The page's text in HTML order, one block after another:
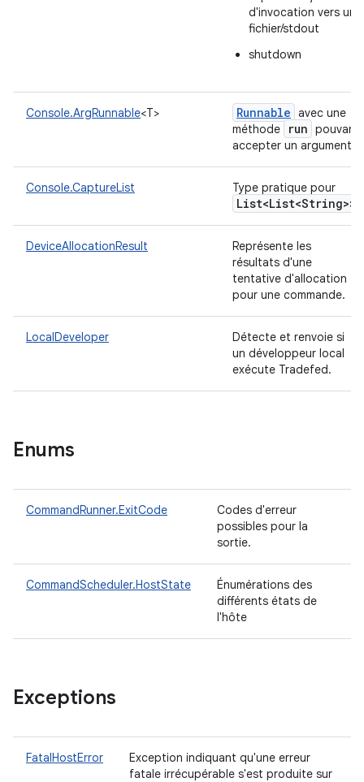
d'invocation vers un
fichier/stdout
shutdown
Console.ArgRunnable<T> Runnable avec une
méthode
run pouvant
accepter un argument
Console.CaptureList Type pratique pour
List<List<String>>
DeviceAllocationResult
Représente les
résultats d'une
tentative d'allocation
pour une commande.
LocalDeveloper
Détecte et renvoie si
un développeur local
exécute Tradefed.
Enums
CommandRunner.ExitCode
Codes d'erreur
possibles pour la
sortie.
CommandScheduler.HostState
Énumérations des
différents états de
l'hôte
Exceptions
FatalHostError
Exception indiquant qu'une erreur
fatale irrécupérable s'est produite sur